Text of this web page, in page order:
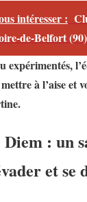
intéresser :
de-Belfort (90)
expérimentés,
à l’aise et
: un
et se